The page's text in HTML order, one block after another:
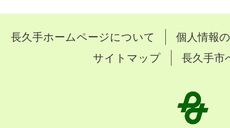
長久手ホームページについて
個人情報
サイトマップ
長久手市